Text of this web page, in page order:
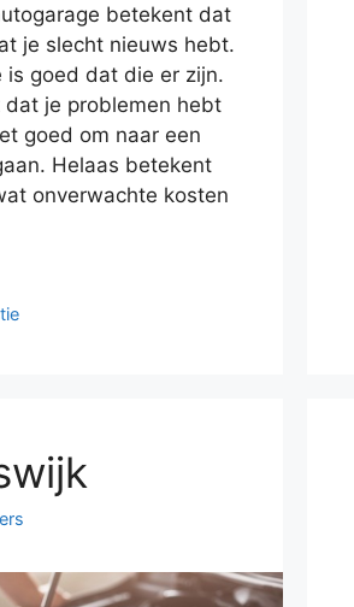
betekent dat
je slecht nieuws hebt.
is goed dat die er zijn.
dat je problemen hebt
goed om naar een
Helaas betekent
onverwachte kosten